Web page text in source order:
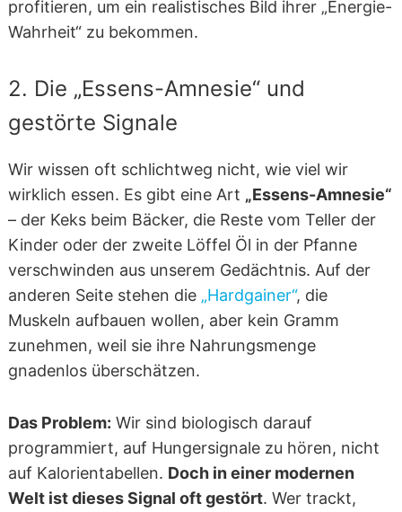
profitieren, um ein realistisches Bild ihrer „Energie-
Wahrheit“ zu bekommen.
2. Die „Essens-Amnesie“ und
gestörte Signale
Wir wissen oft schlichtweg nicht, wie viel wir
wirklich essen. Es gibt eine Art „Essens-Amnesie“
– der Keks beim Bäcker, die Reste vom Teller der
Kinder oder der zweite Löffel Öl in der Pfanne
verschwinden aus unserem Gedächtnis. Auf der
anderen Seite stehen die „Hardgainer“, die
Muskeln aufbauen wollen, aber kein Gramm
zunehmen, weil sie ihre Nahrungsmenge
gnadenlos überschätzen.
Das Problem: Wir sind biologisch darauf
programmiert, auf Hungersignale zu hören, nicht
auf Kalorientabellen. Doch in einer modernen
Welt ist dieses Signal oft gestört. Wer trackt,